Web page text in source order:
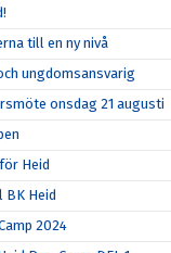
till en ny nivå
ungdomsansvarig
onsdag 21 augusti
Heid
BK Heid
2024